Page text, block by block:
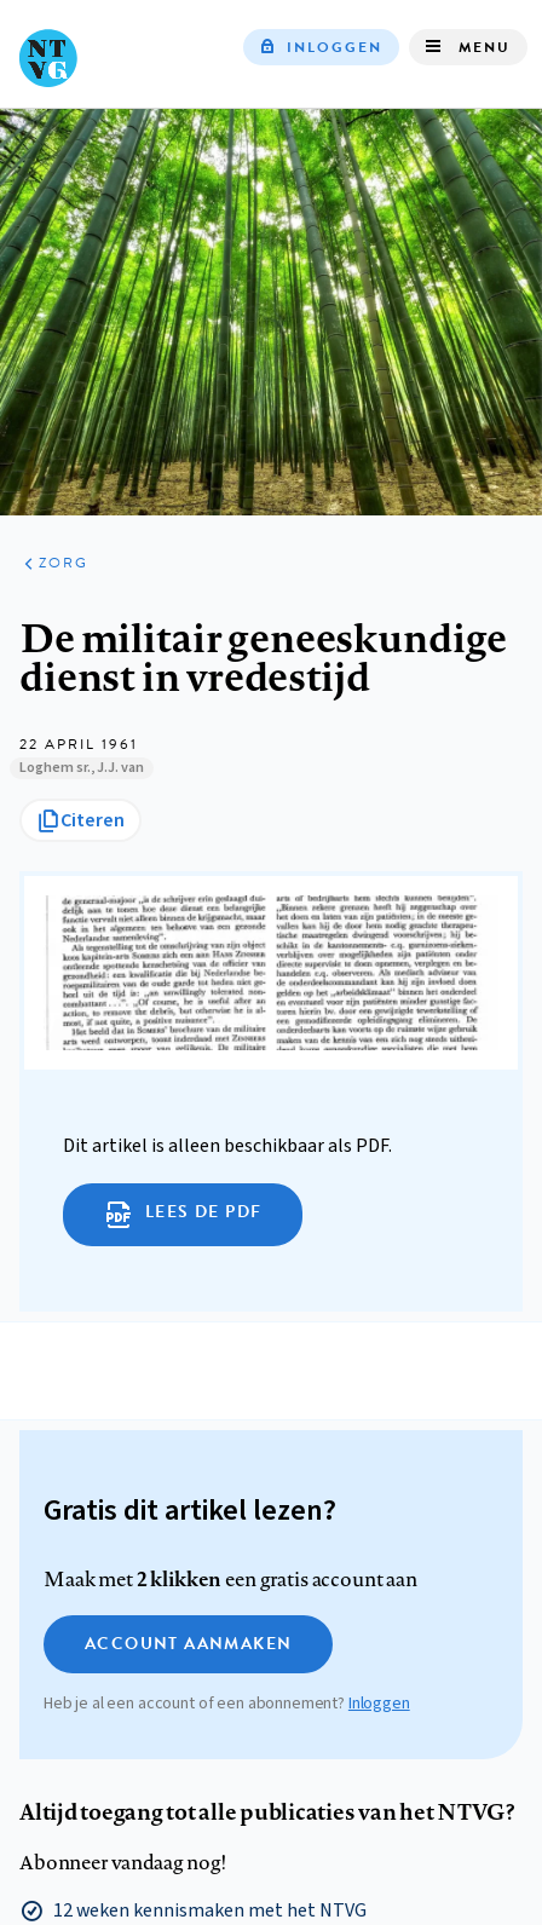
navigation
INLOGGEN MENU
ARTIKELEN
PERSPECTIEF
ZORG
De militair geneeskundige
dienst in vredestijd
22 APRIL 1961
Loghem sr., J.J. van
Citeren
Dit artikel is alleen beschikbaar als PDF.
LEES DE PDF
Gratis dit artikel lezen?
Maak met2 klikkeneen gratis account aan
ACCOUNT AANMAKEN
Heb je al een account of een abonnement? Inloggen
Altijd toegang tot alle publicaties van het NTVG?
Abonneer vandaag nog!
12 weken kennismaken met het NTVG